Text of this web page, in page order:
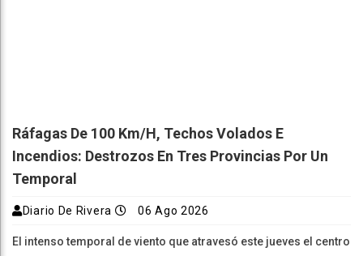
Ráfagas De 100 Km/h, Techos Volados E
Incendios: Destrozos En Tres Provincias Por Un
Temporal
Diario De Rivera 06 Ago 2026
El intenso temporal de viento que atravesó este jueves el centro